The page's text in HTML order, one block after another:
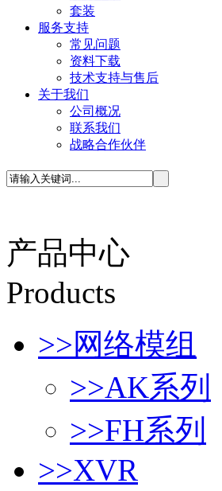
套装
服务支持
常见问题
资料下载
技术支持与售后
关于我们
公司概况
联系我们
战略合作伙伴
产品中心
Products
>>网络模组
>>AK系列
>>FH系列
>>XVR